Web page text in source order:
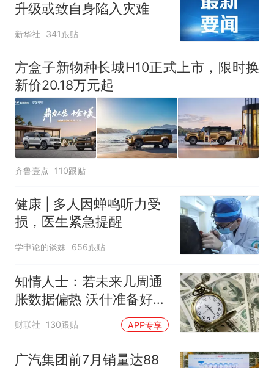
升级或致自身陷入灾难
新华社 341跟贴
方盒子新物种长城H10正式上市，限时换
新价20.18万元起
齐鲁壹点 110跟贴
健康 | 多人因蝉鸣听力受
损，医生紧急提醒
学申论的谈妹 656跟贴
知情人士：若未来几周通
胀数据偏热 沃什准备好加
息
财联社 130跟贴 APP专享
广汽集团前7月销量达88